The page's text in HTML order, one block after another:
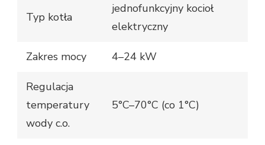
Typ kotła
jednofunkcyjny kocioł
elektryczny
Zakres mocy 4–24 kW
Regulacja
temperatury
wody c.o.
5°C–70°C (co 1°C)